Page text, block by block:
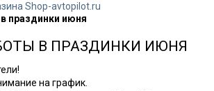
Shop-avtopilot.ru
праздинки июня
В ПРАЗДИНКИ ИЮНЯ
на график.